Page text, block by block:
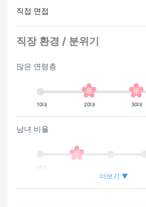
직접 면접
직장 환경 / 분위기
많은 연령층
10대 20대 30대
남녀 비율
남성
외국인이 근무하는 비율
더보기 ▼